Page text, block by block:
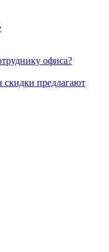
офиса?